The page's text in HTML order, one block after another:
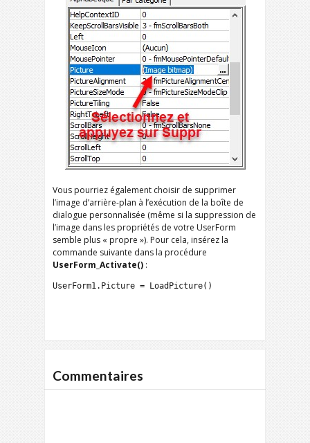
Vous pourriez également choisir de supprimer
l’image d’arrière-plan à l’exécution de la boîte de
dialogue personnalisée (même si la suppression de
l’image dans les propriétés de votre UserForm
semble plus « propre »). Pour cela, insérez la
commande suivante dans la procédure
UserForm_Activate() :
UserForm1.Picture = LoadPicture()
Commentaires